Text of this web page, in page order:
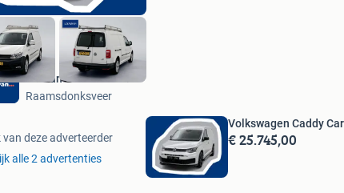
busvan
Raamsdonksveer
van deze adverteerder
alle 2 advertenties
Volkswagen Caddy
€ 25.745,00